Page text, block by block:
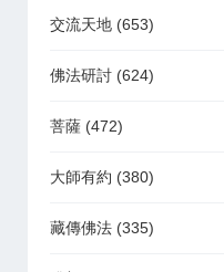
交流天地 (653)
佛法研討 (624)
菩薩 (472)
大師有約 (380)
藏傳佛法 (335)